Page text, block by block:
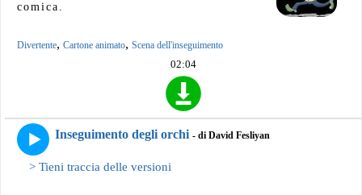
comica.
Divertente, Cartone animato, Scena dell'inseguimento
02:04
Inseguimento degli orchi - di David Fesliyan
> Tieni traccia delle versioni